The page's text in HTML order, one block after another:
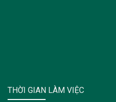
THỜI GIAN LÀM VIỆC